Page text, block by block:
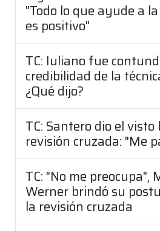
"Todo lo que ayude a
es positivo"
TC: Iuliano fue
credibilidad de la
¿Qué dijo?
TC: Santero dio el
revisión cruzada: "Me
TC: "No me preocupa",
Werner brindó su
la revisión cruzada